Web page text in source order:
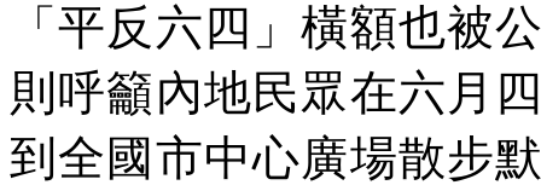
「平反六四」橫額也被
則呼籲內地民眾在六月
到全國市中心廣場散步